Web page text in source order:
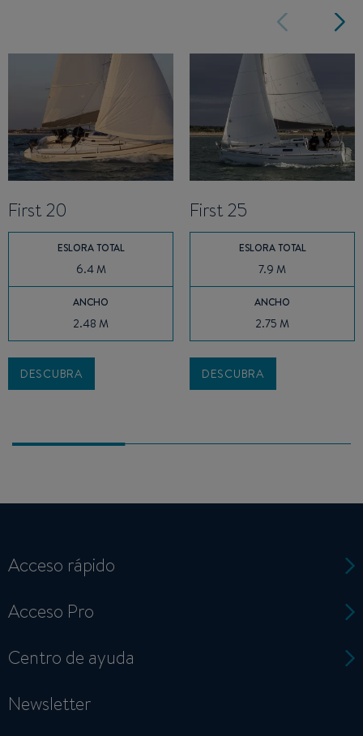
First 20
ESLORA TOTAL
6.4 M
ANCHO
2.48 M
DESCUBRA
First 25
ESLORA TOTAL
7.9 M
ANCHO
2.75 M
DESCUBRA
Acceso rápido
Acceso Pro
Centro de ayuda
Newsletter